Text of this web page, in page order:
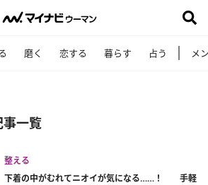
磨く 恋する 暮らす 占う メ
事一覧
整える
下着の中がむれてニオイが気になる……！ 手軽